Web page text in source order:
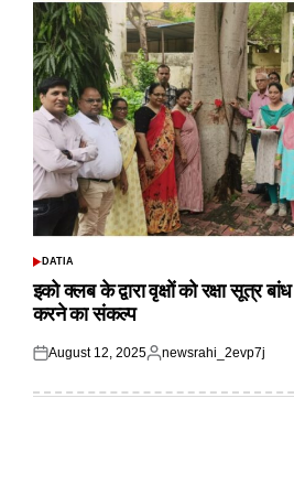
POSTED
DATIA
इको क्लब के द्वारा वृक्षों को रक्षा सूत्र
करने का संकल्प
Posted
August 12, 2025
Posted
newsrahi_2evp7j